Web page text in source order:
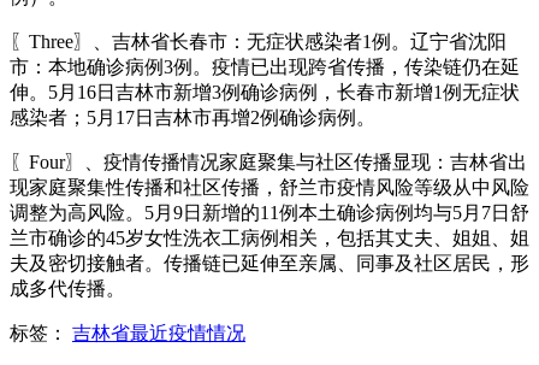
〖Three〗、吉林省长春市：无症状感染者1例。辽宁省沈阳
市：本地确诊病例3例。疫情已出现跨省传播，传染链仍在延
伸。5月16日吉林市新增3例确诊病例，长春市新增1例无症状
感染者；5月17日吉林市再增2例确诊病例。
〖Four〗、疫情传播情况家庭聚集与社区传播显现：吉林省出
现家庭聚集性传播和社区传播，舒兰市疫情风险等级从中风险
调整为高风险。5月9日新增的11例本土确诊病例均与5月7日舒
兰市确诊的45岁女性洗衣工病例相关，包括其丈夫、姐姐、姐
夫及密切接触者。传播链已延伸至亲属、同事及社区居民，形
成多代传播。
标签： 吉林省最近疫情情况